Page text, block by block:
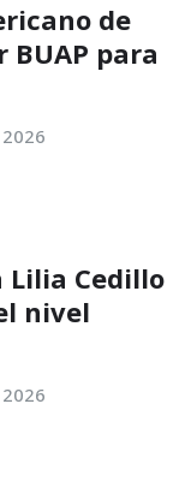
de
para
Lilia Cedillo
nivel